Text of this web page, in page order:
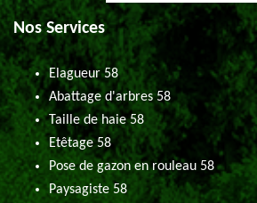
Nos Services
Elagueur 58
Abattage d'arbres 58
Taille de haie 58
Etêtage 58
Pose de gazon en rouleau 58
Paysagiste 58